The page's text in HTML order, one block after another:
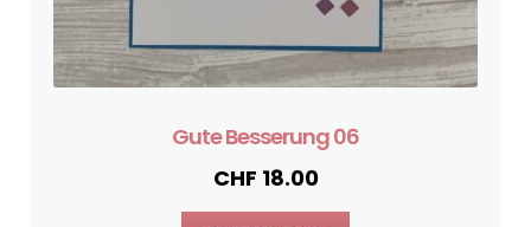
Gute Besserung 06
CHF 18.00